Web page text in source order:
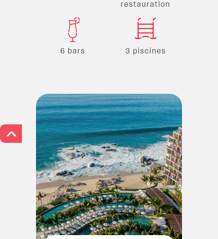
restauration
6 bars 3 piscines